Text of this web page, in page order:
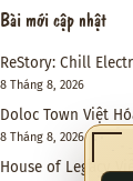
Bài mới cập nhật
ReStory: Chill
8 Tháng 8, 2026
Doloc Town Việt
8 Tháng 8, 2026
House of Legacy